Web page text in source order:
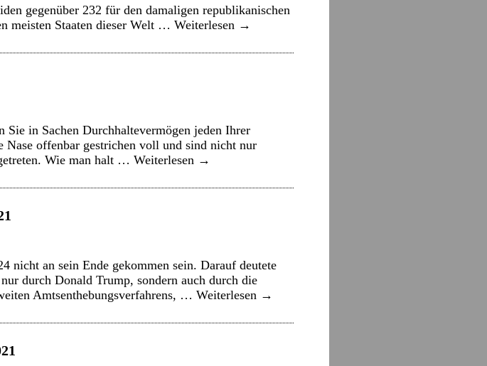
gegenüber 232 für den damaligen republikanischen
meisten Staaten dieser Welt … Weiterlesen →
in Sachen Durchhaltevermögen jeden Ihrer
Nase offenbar gestrichen voll und sind nicht nur
Wie man halt … Weiterlesen →
nicht an sein Ende gekommen sein. Darauf deutete
durch Donald Trump, sondern auch durch die
Amtsenthebungsverfahrens, … Weiterlesen →